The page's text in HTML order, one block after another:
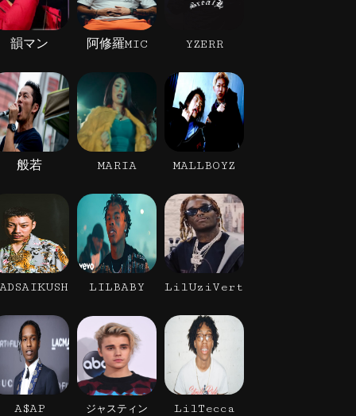
韻マン 阿修羅MIC YZERR
般若 MARIA MALLBOYZ
LILBABY LilUziVert
A$AP ジャスティン LilTecca